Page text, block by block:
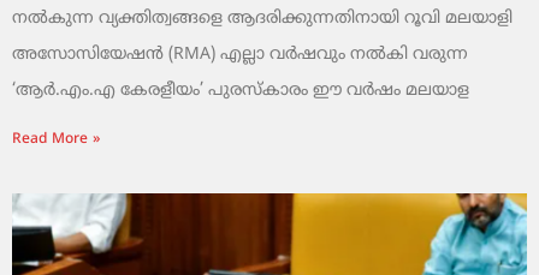
നൽകുന്ന വ്യക്തിത്വങ്ങളെ ആദരിക്കുന്നതിനായി റൂവി മലയാളി
അസോസിയേഷൻ (RMA) എല്ലാ വർഷവും നൽകി വരുന്ന
‘ആർ.എം.എ കേരളീയം’ പുരസ്‌കാരം ഈ വർഷം മലയാള
Read More »